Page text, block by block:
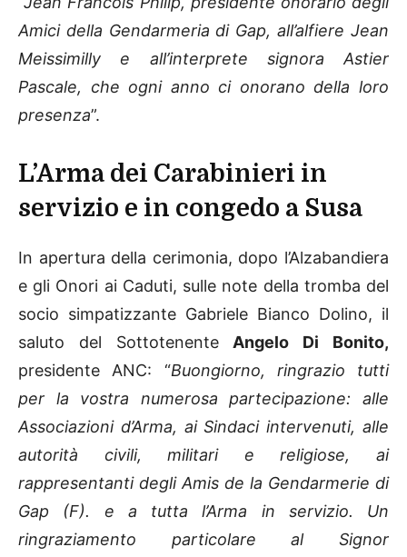
Amici della Gendarmeria di Gap, all’alfiere Jean
Meissimilly e all’interprete signora Astier
Pascale, che ogni anno ci onorano della loro
presenza”.
L’Arma dei Carabinieri in
servizio e in congedo a Susa
In apertura della cerimonia, dopo l’Alzabandiera
e gli Onori ai Caduti, sulle note della tromba del
socio simpatizzante Gabriele Bianco Dolino, il
saluto del Sottotenente Angelo Di Bonito,
presidente ANC: “Buongiorno, ringrazio tutti
per la vostra numerosa partecipazione: alle
Associazioni d’Arma, ai Sindaci intervenuti, alle
autorità civili, militari e religiose, ai
rappresentanti degli Amis de la Gendarmerie di
Gap (F). e a tutta l’Arma in servizio. Un
ringraziamento particolare al Signor